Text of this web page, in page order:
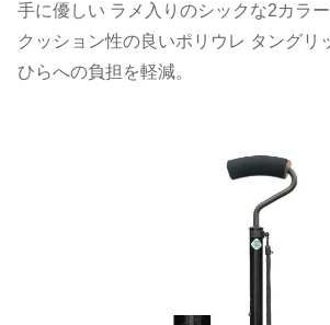
手に優しい ラメ入りのシックな2カラ
クッション性の良いポリウレ タングリ
ひらへの負担を軽減。